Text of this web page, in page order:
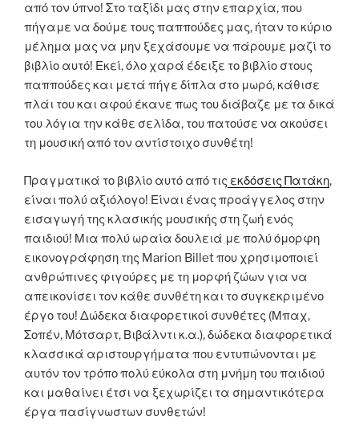
από τον ύπνο! Στο ταξίδι μας στην επαρχία, που
πήγαμε να δούμε τους παππούδες μας, ήταν το κύριο
μέλημα μας να μην ξεχάσουμε να πάρουμε μαζί το
βιβλίο αυτό! Εκεί, όλο χαρά έδειξε το βιβλίο στους
παππούδες και μετά πήγε δίπλα στο μωρό, κάθισε
πλάι του και αφού έκανε πως του διάβαζε με τα δικά
του λόγια την κάθε σελίδα, του πατούσε να ακούσει
τη μουσική από τον αντίστοιχο συνθέτη!
Πραγματικά το βιβλίο αυτό από τις εκδόσεις Πατάκη,
είναι πολύ αξιόλογο! Είναι ένας προάγγελος στην
εισαγωγή της κλασικής μουσικής στη ζωή ενός
παιδιού! Μια πολύ ωραία δουλειά με πολύ όμορφη
εικονογράφηση της Marion Billet που χρησιμοποιεί
ανθρώπινες φιγούρες με τη μορφή ζώων για να
απεικονίσει τον κάθε συνθέτη και το συγκεκριμένο
έργο του! Δώδεκα διαφορετικοί συνθέτες (Μπαχ,
Σοπέν, Μότσαρτ, Βιβάλντι κ.α.), δώδεκα διαφορετικά
κλασσικά αριστουργήματα που εντυπώνονται με
αυτόν τον τρόπο πολύ εύκολα στη μνήμη του παιδιού
και μαθαίνει έτσι να ξεχωρίζει τα σημαντικότερα
έργα πασίγνωστων συνθετών!